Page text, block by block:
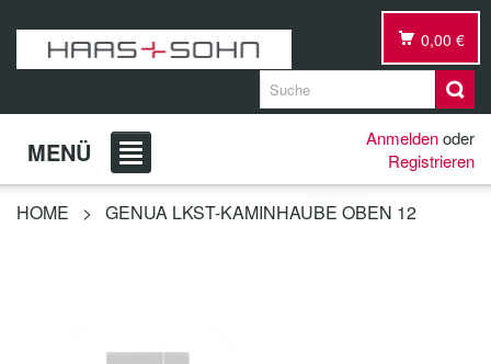
0,00 €
MENÜ Anmeldenoder
Registrieren
HOME > GENUA LKST-KAMINHAUBE OBEN 12